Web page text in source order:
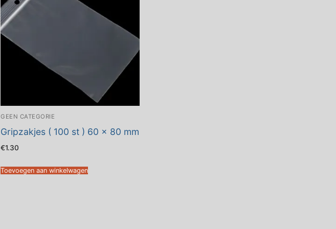
GEEN CATEGORIE
Gripzakjes ( 100 st ) 60 x 80 mm
€1.30
Toevoegen aan winkelwagen